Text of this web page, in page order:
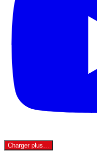
Charger plus…